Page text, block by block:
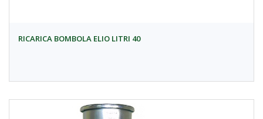
RICARICA BOMBOLA ELIO LITRI 40